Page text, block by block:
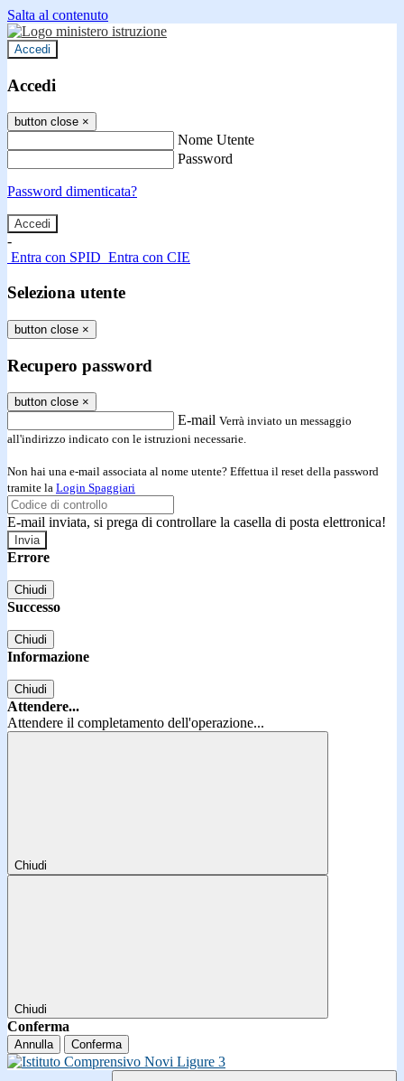
Salta al contenuto
Accedi
Accedi
button close ×
Nome Utente
Password
Password dimenticata?
-
Entra con SPID Entra con CIE
Seleziona utente
button close ×
Recupero password
button close ×
E-mail Verrà inviato un messaggio
all'indirizzo indicato con le istruzioni necessarie.
Non hai una e-mail associata al nome utente? Effettua il reset della password
tramite la Login Spaggiari
E-mail inviata, si prega di controllare la casella di posta elettronica!
Errore
Chiudi
Successo
Chiudi
Informazione
Chiudi
Attendere...
Attendere il completamento dell'operazione...
Chiudi
Chiudi
Conferma
Annulla Conferma